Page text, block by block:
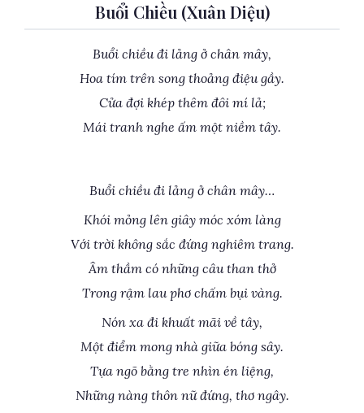
Buổi Chiều (Xuân Diệu)
Buổi chiều đi lảng ở chân mây,
Hoa tím trên song thoảng điệu gầy.
Cửa đợi khép thêm đôi mí lả;
Mái tranh nghe ấm một niềm tây.
Buổi chiều đi lảng ở chân mây…
Khói mỏng lên giây móc xóm làng
Với trời không sắc đứng nghiêm trang.
Âm thầm có những câu than thở
Trong rậm lau phơ chấm bụi vàng.
Nón xa đi khuất mãi về tây,
Một điểm mong nhà giữa bóng sây.
Tựa ngõ bằng tre nhìn én liệng,
Những nàng thôn nữ đứng, thơ ngây.